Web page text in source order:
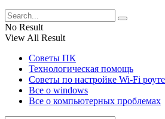
No Result
View All Result
Советы ПК
Технологическая помощь
Советы по настройке Wi-Fi
Все о windows
Все о компьютерных проблемах